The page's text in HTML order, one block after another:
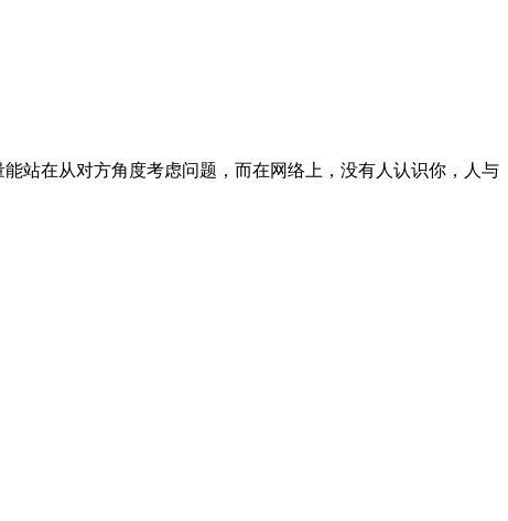
站在从对方角度考虑问题，而在网络上，没有人认识你，人与